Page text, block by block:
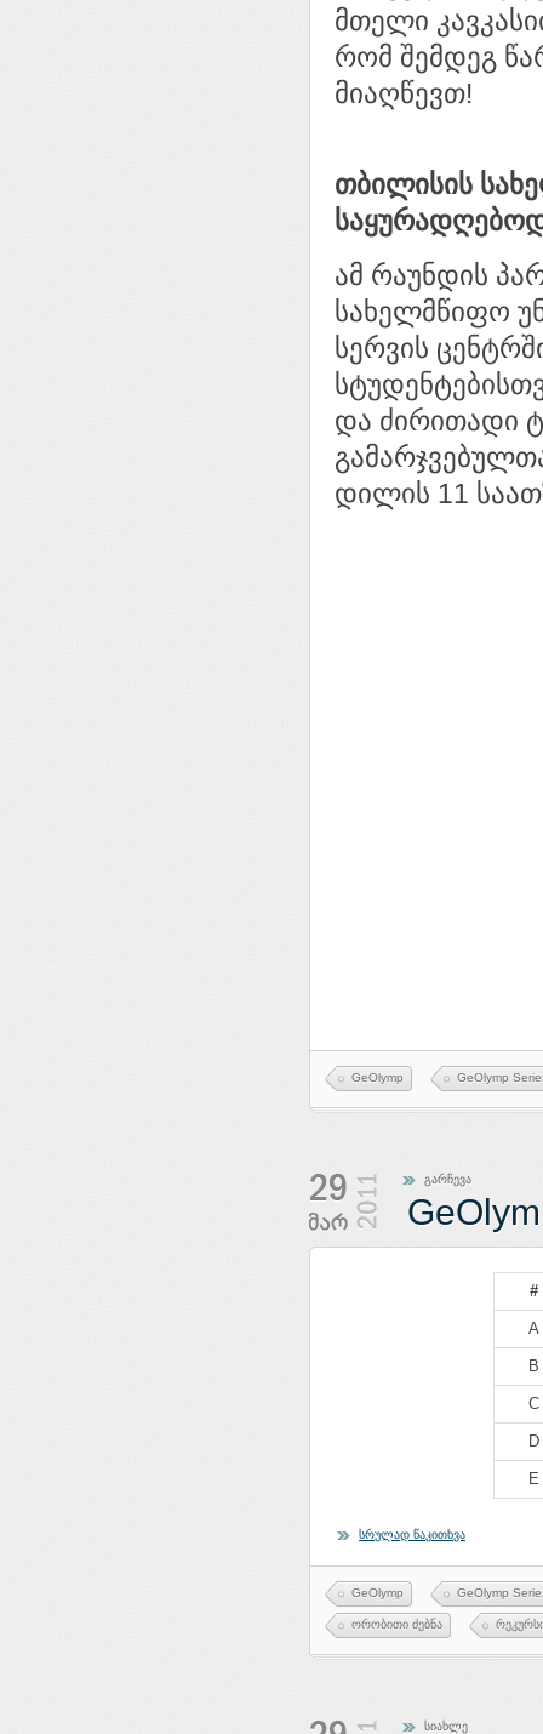
მთელი
რომ შემდეგ
მიაღწევთ!
თბილისის
ამ რაუნდის
სახელმწიფო
სერვის
და ძირითადი
დილის 11
GeOlymp GeOlymp
გარჩევა
#
A
B
C
D
E
სრულად წაკითხვა
GeOlymp GeOlymp
ორობითი ძებნა
სიახლე